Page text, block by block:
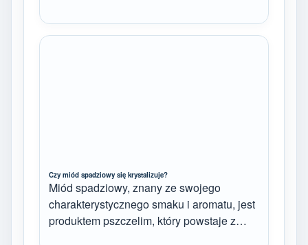
Czy miód spadziowy się krystalizuje?
Miód spadziowy, znany ze swojego
charakterystycznego smaku i aromatu, jest
produktem pszczelim, który powstaje z…